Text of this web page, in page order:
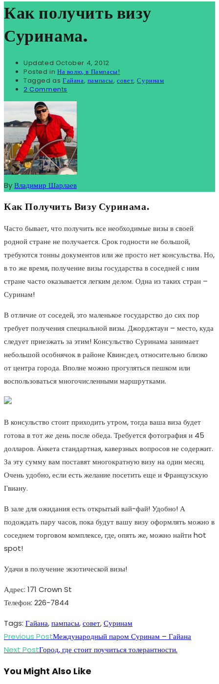
Как получить визу
Суринама.
Updated October 4, 2012
Posted in На волю, в Пампасы!
Tagged as Гайана, пампасы,совет,Суринам
2 Comments
ByВладимир Шарлаев
Как Получить Визу Суринама.
Часто бывает, что получить все необходимые визы в своей
родной стране не получается. Срок годности не большой,
требуются тонны документов или же просто нет консульства. Но,
в то же время, получение визы государства в соседней с ним
стране часто оказывается легким делом. Одна из таких стран –
Суринам!
В отличие от соседей, это маленькое государство до сих пор
требует получения специальной визы. Джорджтаун – место, куда
следует приезжать за этим! Консульство Суринама занимает
небольшой особнячок в районе Квинсдел, относительно близко
от центра города. Вполне можно прогуляться пешком или
воспользоваться многочисленными маршрутками.
В консульство стоит приходить утром, тогда ваша виза будет
готова в тот же день после обеда. Требуется фотография и 45
долларов. Анкета стандартная, каверзных вопросов не содержит.
За эту сумму вам поставят многократную визу на один месяц.
Очень удобно, если есть желание посетить еще и Французскую
Гвиану.
В зале для ожидания есть открытый вай-фай! Удобно! А
подождать пару часов, пока будут вашу визу оформлять можно в
соседнем торговом комплексе, где, опять же, можно найти hot
spot!
Удачи в получение экзотической визы!
Адрес: 171 Crown St
Телефон: 226-7844
Tags: Гайана,пампасы,совет,Суринам
Read
more
Previous PostМеждународный паром Суринам – Гайана
Next PostГород, где стоит поучиться толерантности.
You Might Also Like